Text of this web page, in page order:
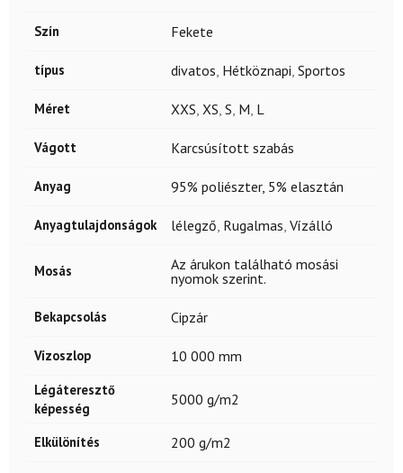
Szín Fekete
típus divatos, Hétköznapi, Sportos
Méret XXS, XS, S, M, L
Vágott Karcsúsított szabás
Anyag 95% poliészter, 5% elasztán
Anyagtulajdonságok lélegző, Rugalmas, Vízálló
Mosás
Az árukon található mosási
nyomok szerint.
Bekapcsolás Cipzár
Vízoszlop 10 000 mm
Légáteresztő
képesség
5000 g/m2
Elkülönítés 200 g/m2